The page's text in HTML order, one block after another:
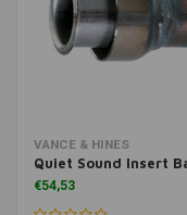
VANCE & HINES
Quiet Sound Insert
€54,53